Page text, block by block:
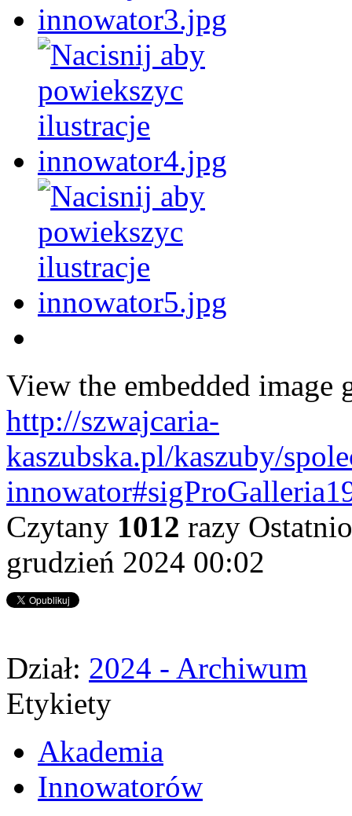
View the embedded image
http://szwajcaria-
kaszubska.pl/kaszuby/
Czytany 1012 razy
grudzień 2024 00:02
Dział: 2024 - Archiwum
Etykiety
Akademia
Innowatorów